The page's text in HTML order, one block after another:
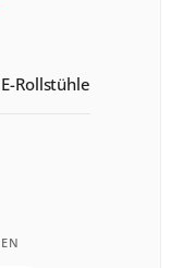
Rollstühle